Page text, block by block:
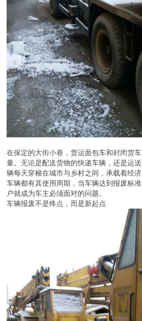
在保定的大街小巷，货运面包车和封闭货
量。无论是配送货物的快递车辆，还是运
辆每天穿梭在城市与乡村之间，承载着经
车辆都有其使用周期，当车辆达到报废标
户就成为车主必须面对的问题。
车辆报废不是终点，而是新起点